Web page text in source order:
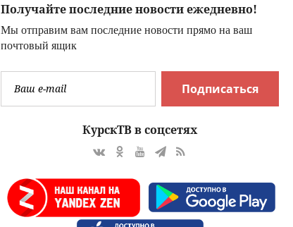
Получайте последние новости ежедневно!
Мы отправим вам последние новости прямо на ваш
почтовый ящик
Подписаться
КурскТВ в соцсетях